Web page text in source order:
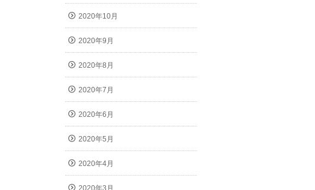
2020年10月
2020年9月
2020年8月
2020年7月
2020年6月
2020年5月
2020年4月
2020年3月